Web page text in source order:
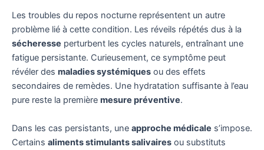
Les troubles du repos nocturne représentent un autre
problème lié à cette condition. Les réveils répétés dus à la
sécheresse perturbent les cycles naturels, entraînant une
fatigue persistante. Curieusement, ce symptôme peut
révéler des maladies systémiques ou des effets
secondaires de remèdes. Une hydratation suffisante à l’eau
pure reste la première mesure préventive.
Dans les cas persistants, une approche médicale s’impose.
Certains aliments stimulants salivaires ou substituts